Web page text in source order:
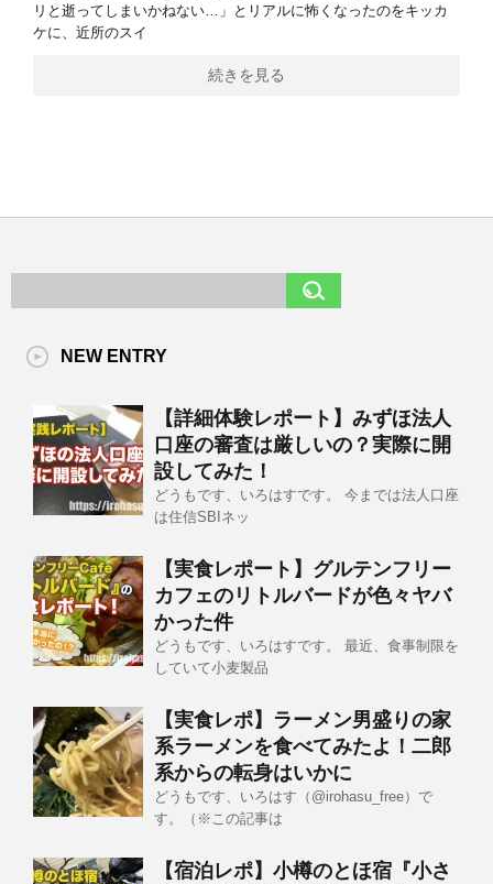
リと逝ってしまいかねない…」とリアルに怖くなったのをキッカ
ケに、近所のスイ
続きを見る
NEW ENTRY
【詳細体験レポート】みずほ法人
口座の審査は厳しいの？実際に開
設してみた！
どうもです、いろはすです。 今までは法人口座
は住信SBIネッ
【実食レポート】グルテンフリー
カフェのリトルバードが色々ヤバ
かった件
どうもです、いろはすです。 最近、食事制限を
していて小麦製品
【実食レポ】ラーメン男盛りの家
系ラーメンを食べてみたよ！二郎
系からの転身はいかに
どうもです、いろはす（@irohasu_free）で
す。（※この記事は
【宿泊レポ】小樽のとほ宿『小さ